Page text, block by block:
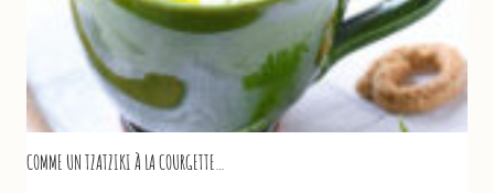
COMME UN TZATZIKI À LA COURGETTE…